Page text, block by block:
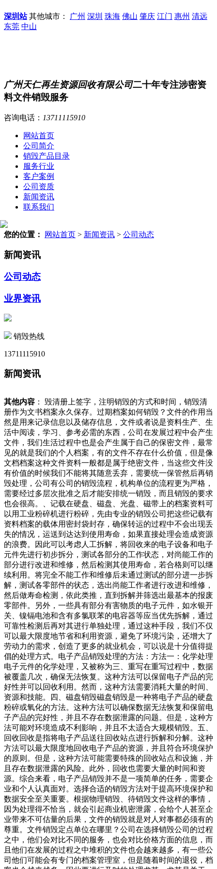
深圳站其他城市： 广州 深圳 珠海 佛山 肇庆 江门 惠州 清远
东莞 中山
广州天仁再生资源回收有限公司二十年专注涉密资
料文件销毁服务
咨询电话： 13711115910
网站首页
公司简介
销毁产品目录
服务行业
客户案例
公司资质
新闻资讯
联系我们
您的位置： 网站首页 > 新闻资讯 > 公司动态
新闻资讯
公司动态
业界资讯
销毁热线
13711115910
新闻资讯
其他内容 ： 毁清册上签字，注明销毁的方式和时间，销毁清
册作为文书档案永久保存。过期档案如何销毁？文件的作用当
然是用来记录信息以及储存信息，文件或者说是资料生产、生
活中阅读，学习、参考必需的东西，公司在发展过程中会产生
文件，我们生活过程中也是会产生属于自己的保密文件，最常
见的就是我们的个人档案，有的文件不存在什么价值，但是像
文档档案这种文件资料一般都是属于绝密文件，当这些文件没
有价值的时候我们不能将其随意丢弃，需要统一保管然后再销
毁处理，公司有公司的销毁流程，机构单位的流程更为严格，
需要经过多层次批准之后才能安排统一销毁，而且销毁的要求
也会很高。、记载在硬盘、磁盘、光盘、磁带上的档案资料可
以用工业粉碎机进行粉碎，先由专业的销毁公司把这些记载有
资料档案的载体用密封袋封存，确保转运的过程中不会出现丢
失的情况，运送到达达到使用寿命，如果直接处理会造成资源
的浪费。因此可以考虑人工拆解，将回收来的电子设备和电子
元件先进行初步拆分，测试各部分的工作状态，对尚能工作的
部分进行改进和维修，然后检测其使用寿命，若合格则可以继
续利用。将完全不能工作和维修后未通过测试的部分进一步拆
解，测试各零部件的状态，选出尚能工作者进行改进和维修，
然后做寿命检测，依此类推，直到拆解并筛选出最基本的报废
零部件。另外，一些具有部分有害物质的电子元件，如水银开
关、镍镉电池和含有多氯联苯的电容器等应当优先拆解，通过
可靠性检测后再对其进行单独处理，通过这种手段，我们不仅
可以最大限度地节省和利用资源，避免了环境污染，还增大了
劳动力的需求，创造了更多的就业机会，可以说是十分值得提
倡的处理方式。电子产品销毁处理的方法：方法一：化学处理
电子元件的化学处理，又被称为三、重写在重写过程中，数据
被覆盖几次，确保无法恢复。这种方法可以保留电子产品的完
好性并可以回收利用。然而，这种方法需要消耗大量的时间、
资源和技能。四、磁盘销毁磁盘销毁是一种将电子产品的硬盘
粉碎或氧化的方法。这种方法可以确保数据无法恢复和保留电
子产品的完好性，并且不存在数据泄露的问题。但是，这种方
法可能对环境造成不利影响，并且不太适合大规模销毁。五、
回收回收是指将电子产品送往回收站点进行拆解和分解。这种
方法可以最大限度地回收电子产品的资源，并且符合环境保护
的原则。但是，这种方法可能需要特殊的回收站点和设施，并
且存在数据泄露的风险。此外，回收也需要大量的时间和资
源。综合来看，电子产品销毁并不是一项简单的任务，需要企
业和个人认真面对。选择合适的销毁方法对于提高环境保护和
数据安全至关重要。根据物理销毁、待销毁文件这样的事情，
因为处理得不恰当，就会引起商业机密泄露，会给个人甚至企
业带来不可估量的后果，文件的销毁就是对人对事都必须有的
尊重。文件销毁定点单位在哪里？公司在选择销毁公司的过程
之中，他们会对比不同的服务，也会对比价格方面的信息，而
且他们在发展的过程之中堆积的文件也会越来越多，有一些公
司他们可能会有专门的档案管理室，但是随着时间的退役，档